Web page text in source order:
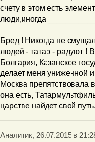
счету в этом есть
Бред ! Никогда не
людей - татар - радуют !
Болгария, Казанское
делает меня униженной
Москва препятствовала
она есть,
царстве найдет свой
Аналитик, 26.07.2015 в